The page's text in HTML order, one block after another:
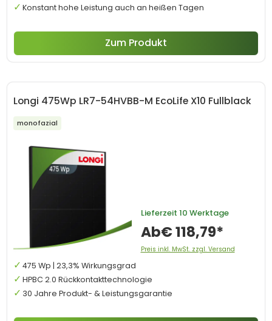
Konstant hohe Leistung auch an heißen Tagen
Zum Produkt
Longi 475Wp LR7-54HVBB-M EcoLife X10 Fullblack
monofazial
Lieferzeit 10 Werktage
Ab€ 118,79*
Preis inkl. MwSt. zzgl. Versand
475 Wp | 23,3% Wirkungsgrad
HPBC 2.0 Rückkontakttechnologie
30 Jahre Produkt- & Leistungsgarantie